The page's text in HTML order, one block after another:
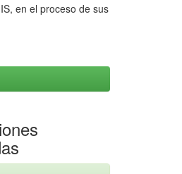
en el proceso de sus